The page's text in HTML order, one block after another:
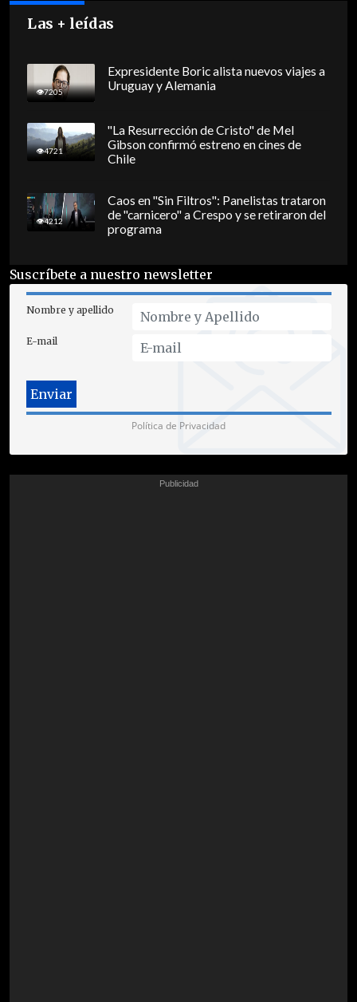
Las + leídas
7205
Expresidente Boric alista nuevos viajes a
Uruguay y Alemania
4721
"La Resurrección de Cristo" de Mel
Gibson confirmó estreno en cines de
Chile
4212
Caos en "Sin Filtros": Panelistas trataron
de "carnicero" a Crespo y se retiraron del
programa
Suscríbete a nuestro newsletter
Nombre y apellido
E-mail
Política de Privacidad